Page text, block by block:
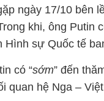
ngày 17/10 bên
khi, ông Putin
Hình sự Quốc tế
có “sớm” đến
quan hệ Nga –